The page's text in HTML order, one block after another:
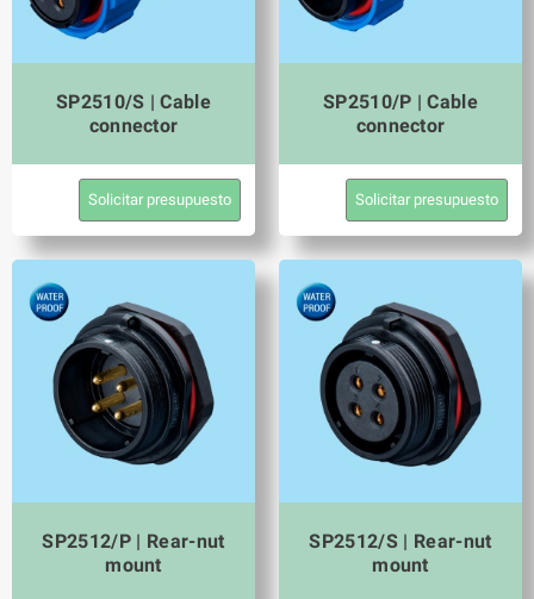
SP2510/S | Cable
connector
Solicitar presupuesto
SP2510/P | Cable
connector
Solicitar presupuesto
SP2512/P | Rear-nut
mount
SP2512/S | Rear-nut
mount